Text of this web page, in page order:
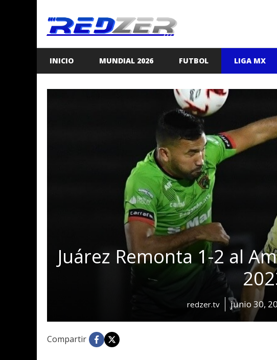
contenido
INICIO MUNDIAL 2026 FUTBOL LIGA MX
Juárez Remonta 1-2 al
redzer.tv junio 30,
Compartir